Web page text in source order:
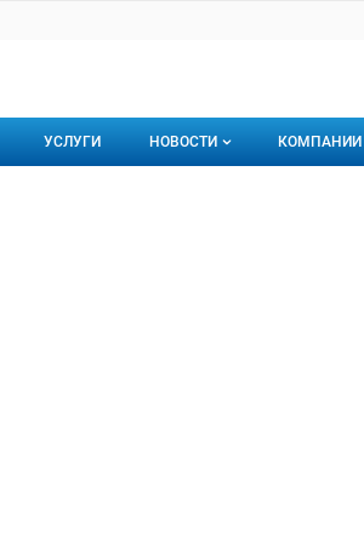
УСЛУГИ НОВОСТИ КОМПАНИИ